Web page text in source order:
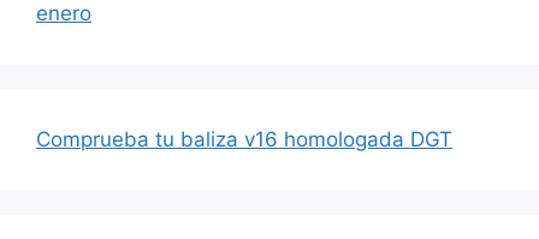
enero
Comprueba tu baliza v16 homologada DGT